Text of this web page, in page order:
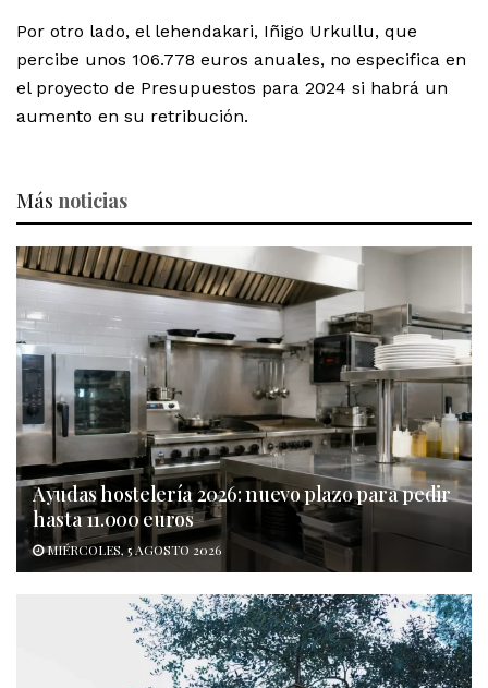
Por otro lado, el lehendakari, Iñigo Urkullu, que
percibe unos 106.778 euros anuales, no especifica en
el proyecto de Presupuestos para 2024 si habrá un
aumento en su retribución.
Más noticias
Ayudas hostelería 2026: nuevo plazo para pedir
hasta 11.000 euros
MIÉRCOLES, 5 AGOSTO 2026